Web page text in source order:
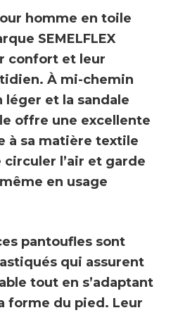
homme en toile
SEMELFLEX
confort et leur
À mi-chemin
léger et la sandale
offre une excellente
à sa matière textile
circuler l’air et garde
en usage
pantoufles sont
qui assurent
tout en s’adaptant
forme du pied. Leur